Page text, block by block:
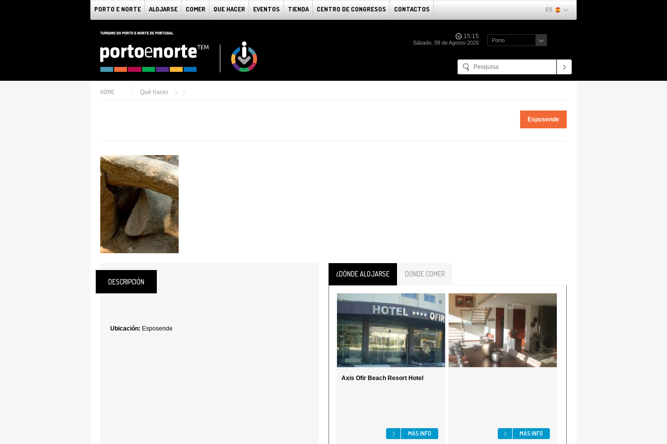
PORTO E NORTE ALOJARSE COMER QUE HACER EVENTOS TIENDA CENTRO DE CONGRESOS CONTACTOS ES
15:15
Sábado, 08 de Agosto 2026 Porto
HOME Qué hacer
Esposende
DESCRIPCIÓN
Ubicación: Esposende
¿DÓNDE ALOJARSE DONDE COMER
Axis Ofir Beach Resort Hotel
MÁS INFO MÁS INFO